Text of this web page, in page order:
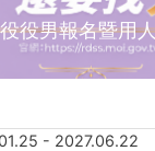
役男報名暨用
- 2027.06.22